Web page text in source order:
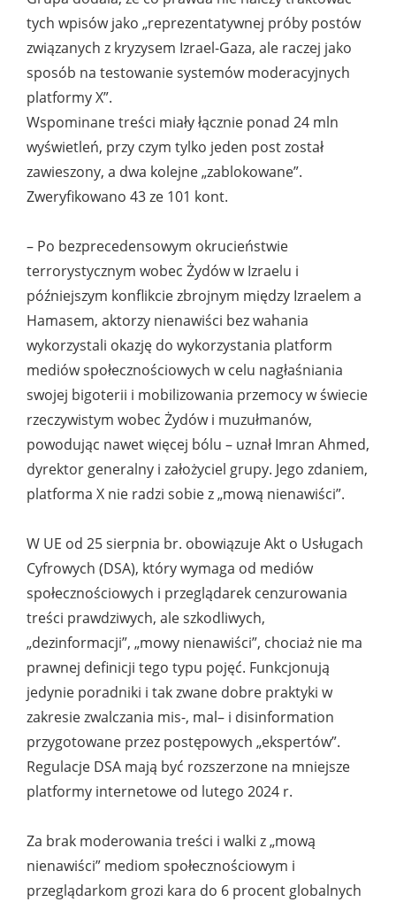
tych wpisów jako „reprezentatywnej próby postów
związanych z kryzysem Izrael-Gaza, ale raczej jako
sposób na testowanie systemów moderacyjnych
platformy X”.
Wspominane treści miały łącznie ponad 24 mln
wyświetleń, przy czym tylko jeden post został
zawieszony, a dwa kolejne „zablokowane”.
Zweryfikowano 43 ze 101 kont.
– Po bezprecedensowym okrucieństwie
terrorystycznym wobec Żydów w Izraelu i
późniejszym konflikcie zbrojnym między Izraelem a
Hamasem, aktorzy nienawiści bez wahania
wykorzystali okazję do wykorzystania platform
mediów społecznościowych w celu nagłaśniania
swojej bigoterii i mobilizowania przemocy w świecie
rzeczywistym wobec Żydów i muzułmanów,
powodując nawet więcej bólu – uznał Imran Ahmed,
dyrektor generalny i założyciel grupy. Jego zdaniem,
platforma X nie radzi sobie z „mową nienawiści”.
W UE od 25 sierpnia br. obowiązuje Akt o Usługach
Cyfrowych (DSA), który wymaga od mediów
społecznościowych i przeglądarek cenzurowania
treści prawdziwych, ale szkodliwych,
„dezinformacji”, „mowy nienawiści”, chociaż nie ma
prawnej definicji tego typu pojęć. Funkcjonują
jedynie poradniki i tak zwane dobre praktyki w
zakresie zwalczania mis-, mal– i disinformation
przygotowane przez postępowych „ekspertów”.
Regulacje DSA mają być rozszerzone na mniejsze
platformy internetowe od lutego 2024 r.
Za brak moderowania treści i walki z „mową
nienawiści” mediom społecznościowym i
przeglądarkom grozi kara do 6 procent globalnych